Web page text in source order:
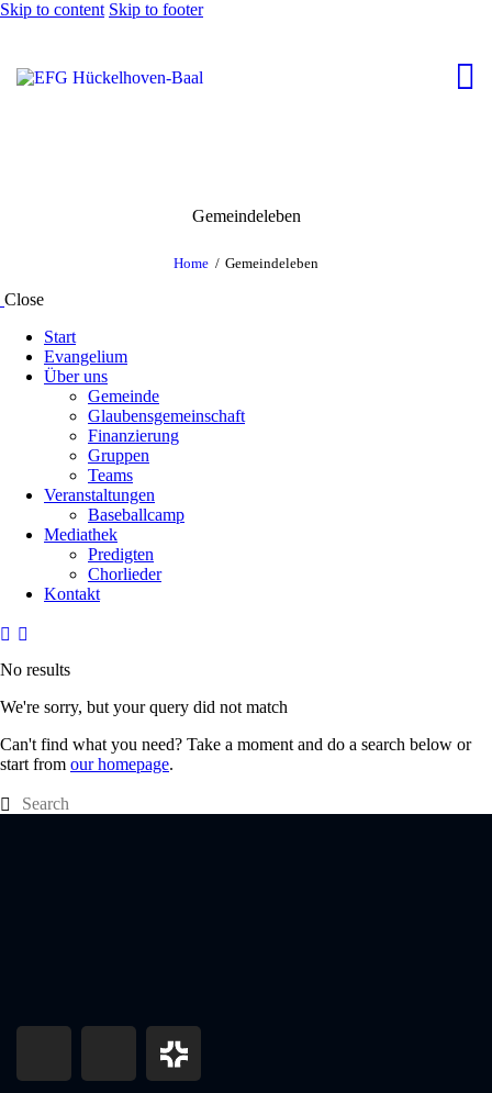
Skip to content Skip to footer
Gemeindeleben
Home Gemeindeleben
Close
Start
Evangelium
Über uns
Gemeinde
Glaubensgemeinschaft
Finanzierung
Gruppen
Teams
Veranstaltungen
Baseballcamp
Mediathek
Predigten
Chorlieder
Kontakt
No results
We're sorry, but your query did not match
Can't find what you need? Take a moment and do a search below or
start from our homepage.